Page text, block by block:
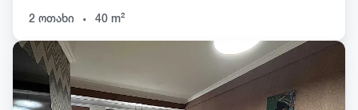
2 ოთახი . 40 m²